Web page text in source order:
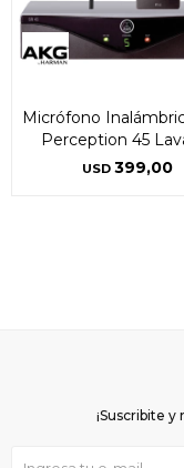
Micrófono
Perception 45
USD 399,00
¡Suscribite